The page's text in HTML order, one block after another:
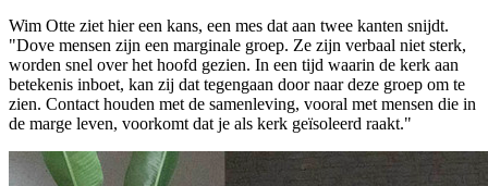
Wim Otte ziet hier een kans, een mes dat aan twee kanten snijdt.
"Dove mensen zijn een marginale groep. Ze zijn verbaal niet sterk,
worden snel over het hoofd gezien. In een tijd waarin de kerk aan
betekenis inboet, kan zij dat tegengaan door naar deze groep om te
zien. Contact houden met de samenleving, vooral met mensen die in
de marge leven, voorkomt dat je als kerk geïsoleerd raakt."